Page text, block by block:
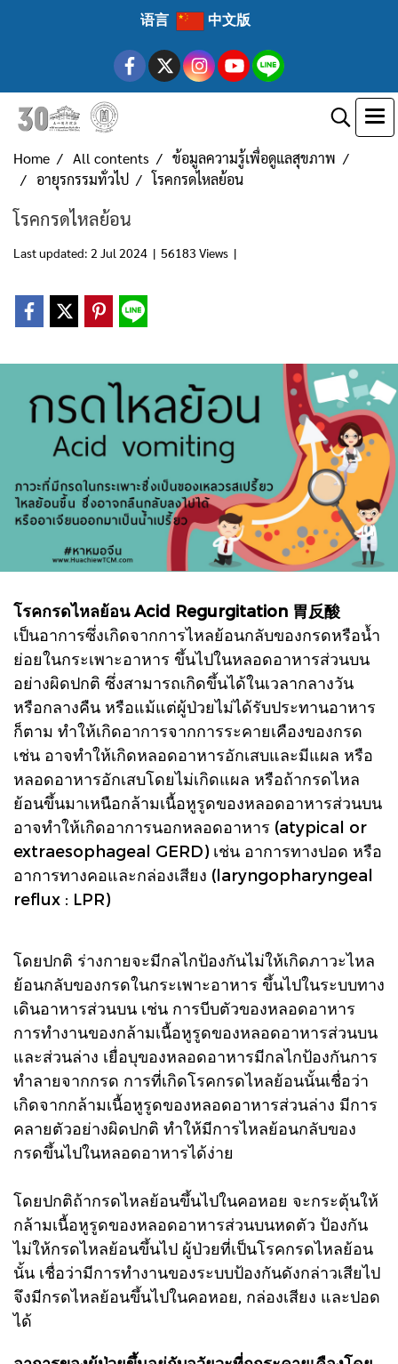
语言 中文版
Home All contents
ข้อมูลความรู้เพื่อดูแลสุขภาพ
อายุรกรรมทั่วไป
โรคกรดไหลย้อน
โรคกรดไหลย้อน
Last updated: 2 Jul 2024 | 56183 Views |
โรคกรดไหลย้อน Acid Regurgitation 胃反酸
เป็นอาการซึ่งเกิดจากการไหลย้อนกลับของกรดหรือน้ำ
ย่อยในกระเพาะอาหาร ขึ้นไปในหลอดอาหารส่วนบน
อย่างผิดปกติ ซึ่งสามารถเกิดขึ้นได้ในเวลากลางวัน
หรือกลางคืน หรือแม้แต่ผู้ป่วยไม่ได้รับประทานอาหาร
ก็ตาม ทำให้เกิดอาการจากการระคายเคืองของกรด
เช่น อาจทำให้เกิดหลอดอาหารอักเสบและมีแผล หรือ
หลอดอาหารอักเสบโดยไม่เกิดแผล หรือถ้ากรดไหล
ย้อนขึ้นมาเหนือกล้ามเนื้อหูรูดของหลอดอาหารส่วนบน
อาจทำให้เกิดอาการนอกหลอดอาหาร (atypical or
extraesophageal GERD) เช่น อาการทางปอด หรือ
อาการทางคอและกล่องเสียง (laryngopharyngeal
reflux : LPR)
โดยปกติ ร่างกายจะมีกลไกป้องกันไม่ให้เกิดภาวะไหล
ย้อนกลับของกรดในกระเพาะอาหาร ขึ้นไปในระบบทาง
เดินอาหารส่วนบน เช่น การบีบตัวของหลอดอาหาร
การทำงานของกล้ามเนื้อหูรูดของหลอดอาหารส่วนบน
และส่วนล่าง เยื่อบุของหลอดอาหารมีกลไกป้องกันการ
ทำลายจากกรด การที่เกิดโรคกรดไหลย้อนนั้นเชื่อว่า
เกิดจากกล้ามเนื้อหูรูดของหลอดอาหารส่วนล่าง มีการ
คลายตัวอย่างผิดปกติ ทำให้มีการไหลย้อนกลับของ
กรดขึ้นไปในหลอดอาหารได้ง่าย
โดยปกติถ้ากรดไหลย้อนขึ้นไปในคอหอย จะกระตุ้นให้
กล้ามเนื้อหูรูดของหลอดอาหารส่วนบนหดตัว ป้องกัน
ไม่ให้กรดไหลย้อนขึ้นไป ผู้ป่วยที่เป็นโรคกรดไหลย้อน
นั้น เชื่อว่ามีการทำงานของระบบป้องกันดังกล่าวเสียไป
จึงมีกรดไหลย้อนขึ้นไปในคอหอย, กล่องเสียง และปอด
ได้